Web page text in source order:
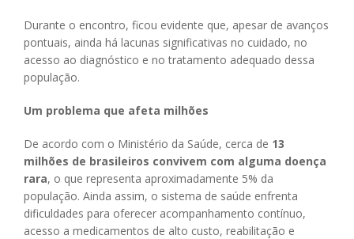
Durante o encontro, ficou evidente que, apesar de avanços
pontuais, ainda há lacunas significativas no cuidado, no
acesso ao diagnóstico e no tratamento adequado dessa
população.
Um problema que afeta milhões
De acordo com o Ministério da Saúde, cerca de 13
milhões de brasileiros convivem com alguma doença
rara, o que representa aproximadamente 5% da
população. Ainda assim, o sistema de saúde enfrenta
dificuldades para oferecer acompanhamento contínuo,
acesso a medicamentos de alto custo, reabilitação e